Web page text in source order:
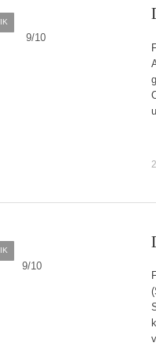
9/10
9/10